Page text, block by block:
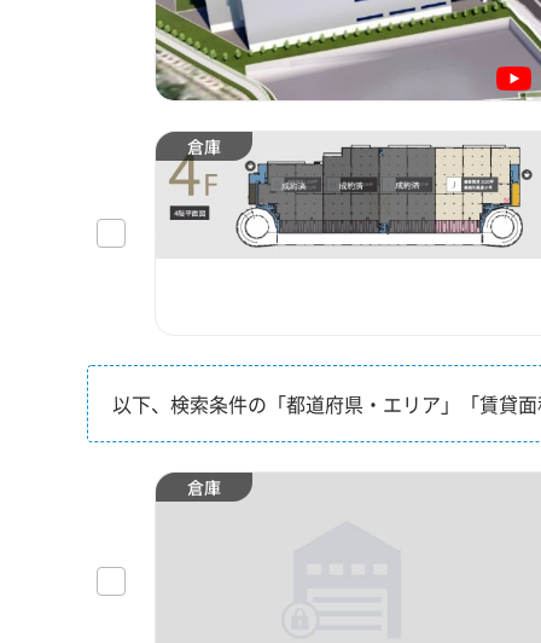
倉庫
以下、検索条件の「都道府県・エリア」「賃貸
倉庫